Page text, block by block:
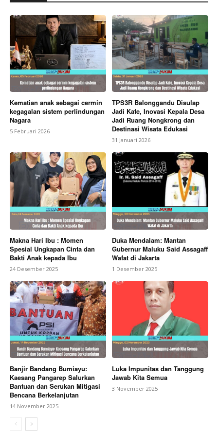
Kematian anak sebagai cermin
kegagalan sistem perlindungan
Nagara
5 Februari 2026
TPS3R Balonggandu Disulap
Jadi Kafe, Inovasi Kepala Desa
Jadi Ruang Nongkrong dan
Destinasi Wisata Edukasi
31 Januari 2026
Makna Hari Ibu : Momen
Spesial Ungkapan Cinta dan
Bakti Anak kepada Ibu
24 Desember 2025
Duka Mendalam: Mantan
Gubernur Maluku Said Assagaff
Wafat di Jakarta
1 Desember 2025
Banjir Bandang Bumiayu:
Kaesang Pangarep Salurkan
Bantuan dan Serukan Mitigasi
Bencana Berkelanjutan
14 November 2025
Luka Impunitas dan Tanggung
Jawab Kita Semua
3 November 2025